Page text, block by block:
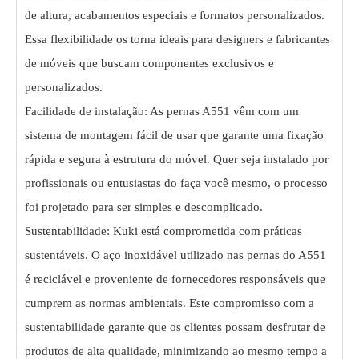
de altura, acabamentos especiais e formatos personalizados.
Essa flexibilidade os torna ideais para designers e fabricantes
de móveis que buscam componentes exclusivos e
personalizados.
Facilidade de instalação: As pernas A551 vêm com um
sistema de montagem fácil de usar que garante uma fixação
rápida e segura à estrutura do móvel. Quer seja instalado por
profissionais ou entusiastas do faça você mesmo, o processo
foi projetado para ser simples e descomplicado.
Sustentabilidade: Kuki está comprometida com práticas
sustentáveis. O aço inoxidável utilizado nas pernas do A551
é reciclável e proveniente de fornecedores responsáveis ​​que
cumprem as normas ambientais. Este compromisso com a
sustentabilidade garante que os clientes possam desfrutar de
produtos de alta qualidade, minimizando ao mesmo tempo a